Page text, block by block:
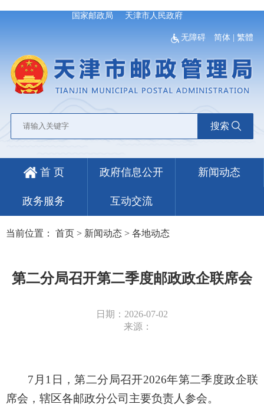
国家邮政局 天津市人民政府
无障碍 简体 |繁體
搜索
首 页 政府信息公开 新闻动态
政务服务 互动交流
当前位置： 首页 > 新闻动态 > 各地动态
第二分局召开第二季度邮政政企联席会
日期：2026-07-02
来源：
7月1日 ，第二分局召开2026年第二季度政企联
席会， 辖区各邮政分公司主要负责人参会。